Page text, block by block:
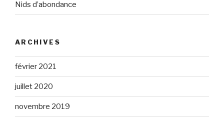
Nids d’abondance
ARCHIVES
février 2021
juillet 2020
novembre 2019